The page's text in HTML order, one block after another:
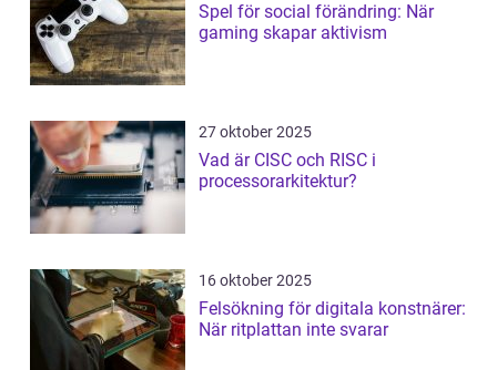
Spel för social förändring: När
gaming skapar aktivism
27 oktober 2025
Vad är CISC och RISC i
processorarkitektur?
16 oktober 2025
Felsökning för digitala konstnärer:
När ritplattan inte svarar